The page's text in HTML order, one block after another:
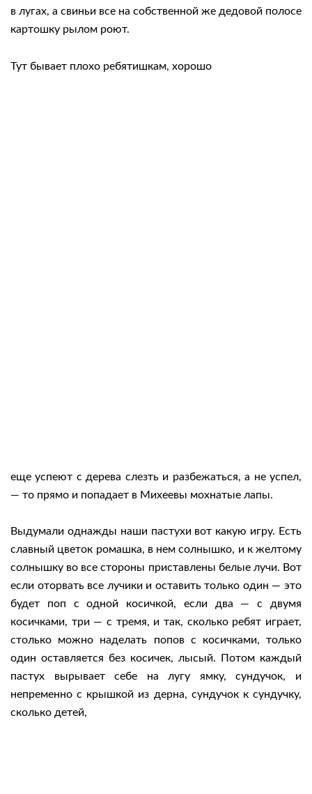
в лугах, а свиньи все на собственной же дедовой полосе
картошку рылом роют.
Тут бывает плохо ребятишкам, хорошо
еще успеют с дерева слезть и разбежаться, а не успел,
— то прямо и попадает в Михеевы мохнатые лапы.
Выдумали однажды наши пастухи вот какую игру. Есть
славный цветок ромашка, в нем солнышко, и к желтому
солнышку во все стороны приставлены белые лучи. Вот
если оторвать все лучики и оставить только один — это
будет поп с одной косичкой, если два — с двумя
косичками, три — с тремя, и так, сколько ребят играет,
столько можно наделать попов с косичками, только
один оставляется без косичек, лысый. Потом каждый
пастух вырывает себе на лугу ямку, сундучок, и
непременно с крышкой из дерна, сундучок к сундучку,
сколько детей,